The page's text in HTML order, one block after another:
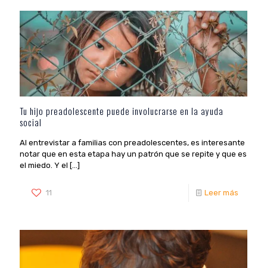
Tu hijo preadolescente puede involucrarse en la ayuda
social
Al entrevistar a familias con preadolescentes, es interesante
notar que en esta etapa hay un patrón que se repite y que es
el miedo. Y el […]
11 Leer más